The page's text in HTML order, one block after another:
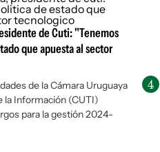
de Cuti: "Tenemos
que apuesta al sector
de la Cámara Uruguaya
la Información (CUTI)
para la gestión 2024-